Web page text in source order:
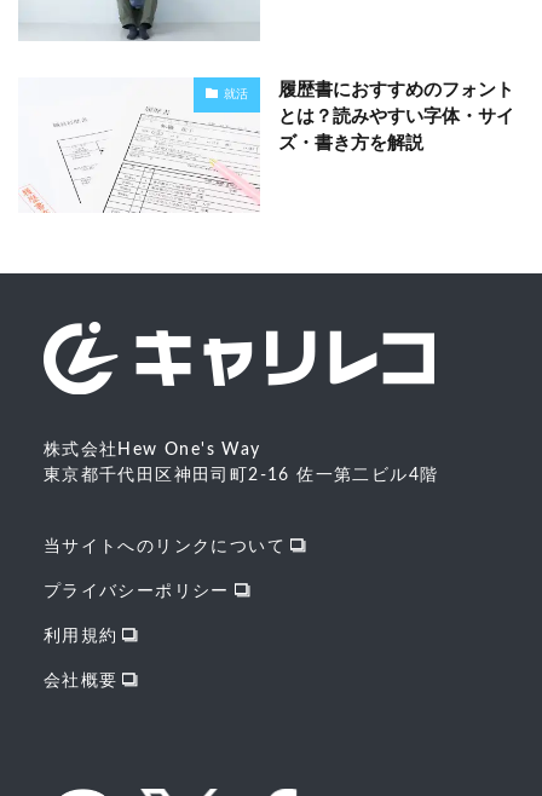
就活
履歴書におすすめのフォント
とは？読みやすい字体・サイ
ズ・書き方を解説
株式会社Hew One's Way
東京都千代田区神田司町2-16 佐一第二ビル4階
当サイトへのリンクについて
プライバシーポリシー
利用規約
会社概要